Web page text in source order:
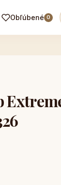
Obľúbené 0